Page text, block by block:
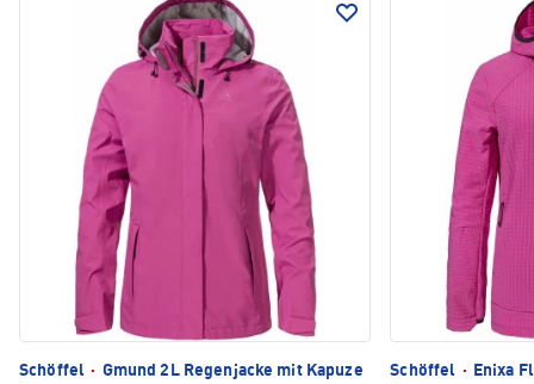
Schöffel · Gmund 2L Regenjacke mit Kapuze
Schöffel ·
Enixa